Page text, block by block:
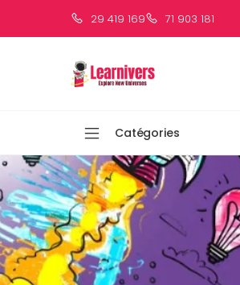
29 419 169 71 903 181
Catégories